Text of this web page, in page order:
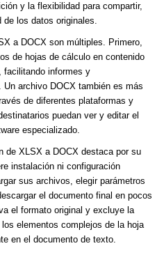
y la flexibilidad para compartir,
de los datos originales.
a DOCX son múltiples. Primero,
de hojas de cálculo en contenido
facilitando informes y
archivo DOCX también es más
de diferentes plataformas y
puedan ver y editar el
especializado.
de XLSX a DOCX destaca por su
instalación ni configuración
sus archivos, elegir parámetros
el documento final en pocos
el formato original y excluye la
elementos complejos de la hoja
en el documento de texto.